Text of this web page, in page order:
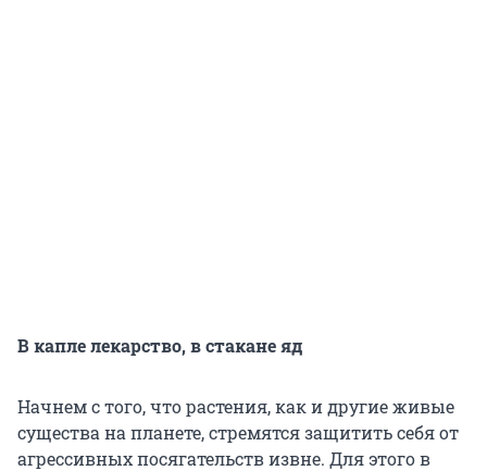
В капле лекарство, в стакане яд
Начнем с того, что растения, как и другие живые
существа на планете, стремятся защитить себя от
агрессивных посягательств извне. Для этого в